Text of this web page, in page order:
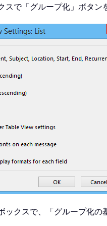
で「グループ化」ボタン
ックスで、「グループ化